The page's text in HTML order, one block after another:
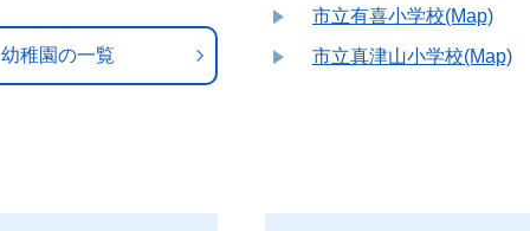
幼稚園の一覧
市立有喜小学校(Map)
市立真津山小学校(Map)